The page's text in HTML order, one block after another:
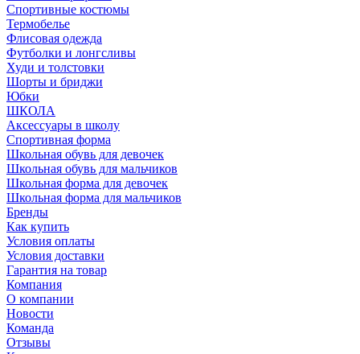
Спортивные костюмы
Термобелье
Флисовая одежда
Футболки и лонгсливы
Худи и толстовки
Шорты и бриджи
Юбки
ШКОЛА
Аксессуары в школу
Спортивная форма
Школьная обувь для девочек
Школьная обувь для мальчиков
Школьная форма для девочек
Школьная форма для мальчиков
Бренды
Как купить
Условия оплаты
Условия доставки
Гарантия на товар
Компания
О компании
Новости
Команда
Отзывы